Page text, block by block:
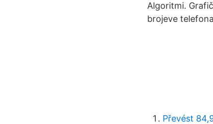
Algoritmi.
brojeve
Převést